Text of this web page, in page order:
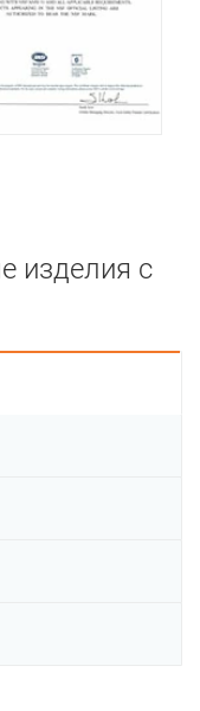
изделия с